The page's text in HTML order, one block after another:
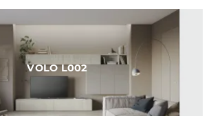
VOLO L002